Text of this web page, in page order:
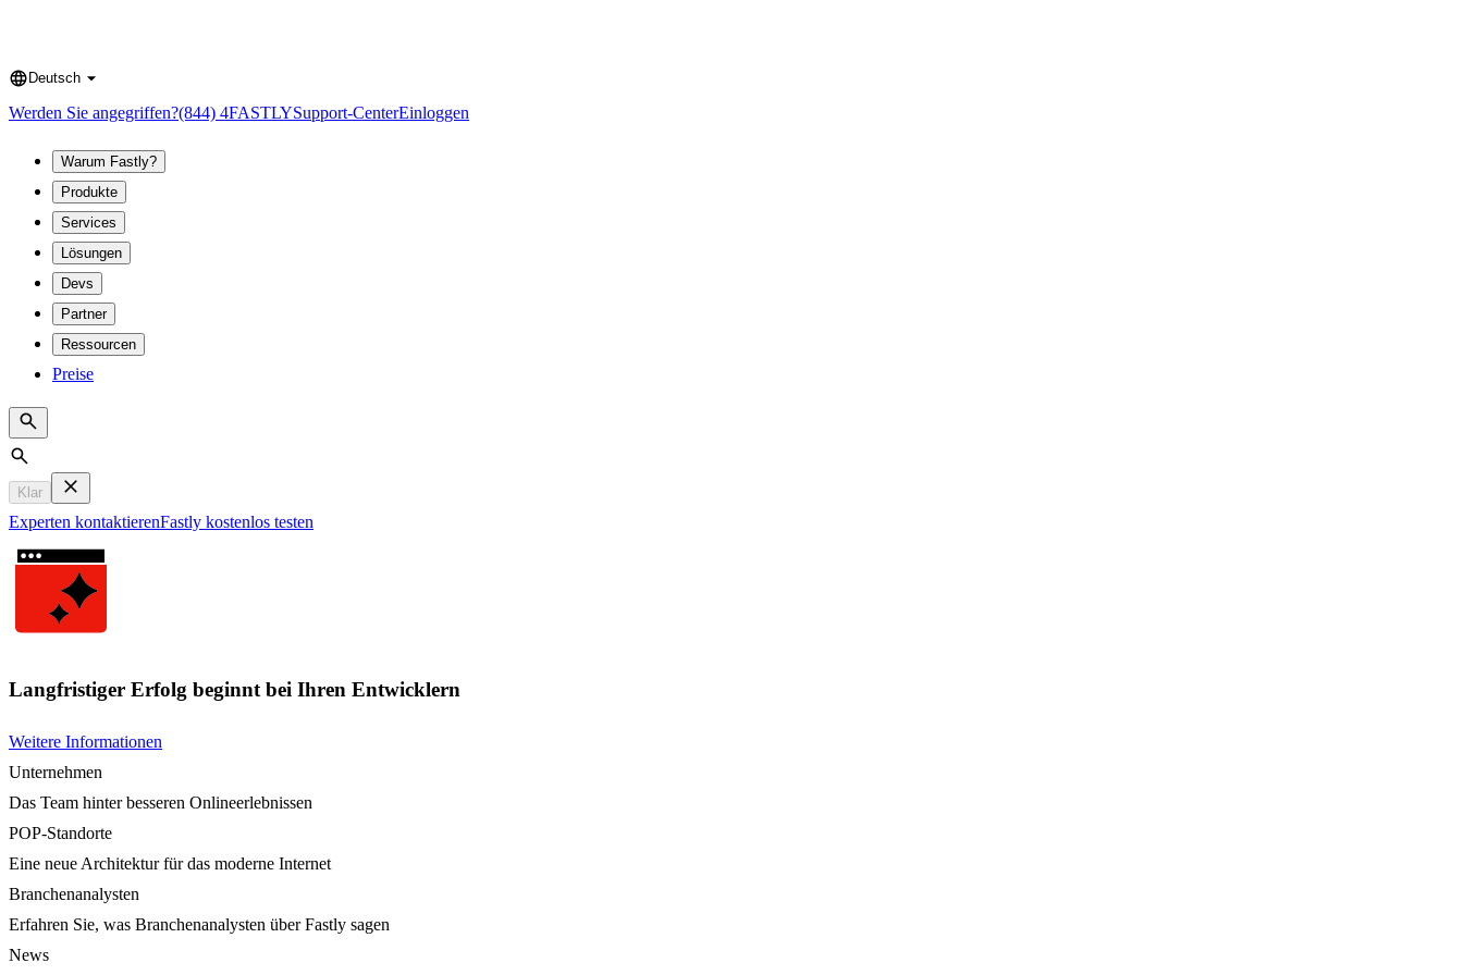
Language
Deutsch
Werden Sie angegriffen?(844) 4FASTLYSupport-CenterEinloggen
Warum Fastly?
Produkte
Services
Lösungen
Devs
Partner
Ressourcen
Preise
Search
Klar
Experten kontaktierenFastly kostenlos testen
Langfristiger Erfolg beginnt bei Ihren Entwicklern
Weitere Informationen
Unternehmen
Das Team hinter besseren Onlineerlebnissen
POP-Standorte
Eine neue Architektur für das moderne Internet
Branchenanalysten
Erfahren Sie, was Branchenanalysten über Fastly sagen
News